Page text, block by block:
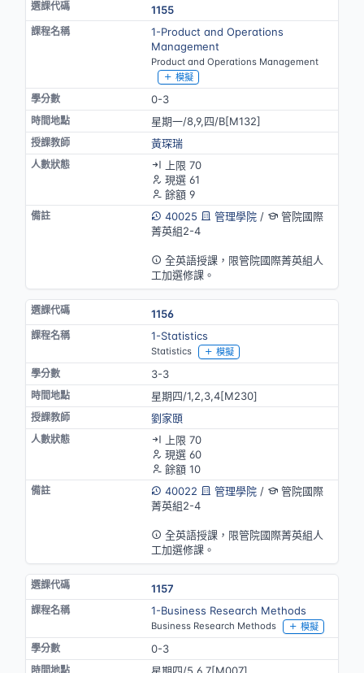
1155
1-Product and Operations
Management
Product and Operations Management
模擬
0-3
星期一/8,9,四/B[M132]
黃琛瑞
上限 70
現選 61
餘額 9
40025
管理學院/
管院國際
菁英組2-4
全英語授課，限管院國際菁英組人
工加選修課。
1156
1-Statistics
Statistics 模擬
3-3
星期四/1,2,3,4[M230]
劉家頤
上限 70
現選 60
餘額 10
40022
管理學院/
管院國際
菁英組2-4
全英語授課，限管院國際菁英組人
工加選修課。
1157
1-Business Research Methods
Business Research Methods 模擬
0-3
星期四/5,6,7[M007]